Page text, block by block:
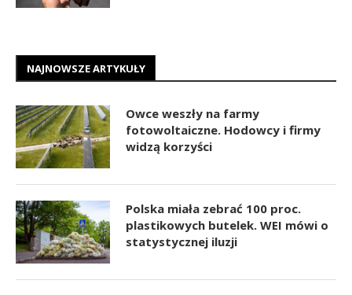
NAJNOWSZE ARTYKUŁY
Owce weszły na farmy
fotowoltaiczne. Hodowcy i firmy
widzą korzyści
Polska miała zebrać 100 proc.
plastikowych butelek. WEI mówi o
statystycznej iluzji